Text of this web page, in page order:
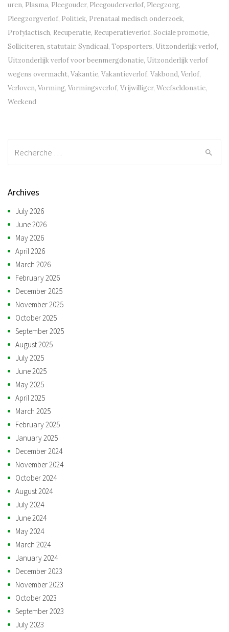
uren, Plasma, Pleegouder, Pleegouderverlof, Pleegzorg,
Pleegzorgverlof, Politiek, Prenataal medisch onderzoek,
Profylactisch, Recuperatie, Recuperatieverlof, Sociale promotie,
Solliciteren, statutair, Syndicaal, Topsporters, Uitzonderlijk verlof,
Uitzonderlijk verlof voor beenmergdonatie, Uitzonderlijk verlof
wegens overmacht, Vakantie, Vakantieverlof, Vakbond, Verlof,
Verloven, Vorming, Vormingsverlof, Vrijwilliger, Weefseldonatie,
Weekend
Archives
July 2026
June 2026
May 2026
April 2026
March 2026
February 2026
December 2025
November 2025
October 2025
September 2025
August 2025
July 2025
June 2025
May 2025
April 2025
March 2025
February 2025
January 2025
December 2024
November 2024
October 2024
August 2024
July 2024
June 2024
May 2024
March 2024
January 2024
December 2023
November 2023
October 2023
September 2023
July 2023